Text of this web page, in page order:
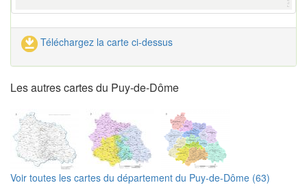
Téléchargez la carte ci-dessus
Les autres cartes du Puy-de-Dôme
Voir toutes les cartes du département du Puy-de-Dôme (63)